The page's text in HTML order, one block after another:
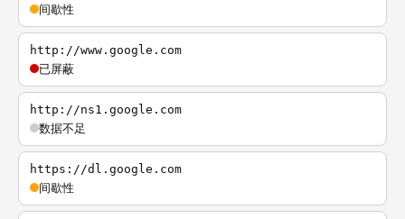
间歇性
http://www.google.com
已屏蔽
http://ns1.google.com
数据不足
https://dl.google.com
间歇性